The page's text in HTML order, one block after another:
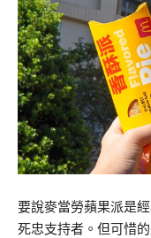
要說麥當勞蘋果派是
死忠支持者。但可惜